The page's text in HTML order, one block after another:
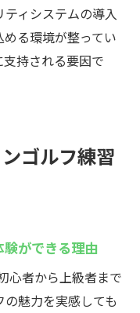
フ練習の提案
間楽しむ方法
24時間活用術
自由な練習を満
インドアゴルフ
環境を紹介
で体験しよう
叶う快適な練習
ィシステムの導入
る環境が整ってい
持される要因で
ゴルフ練習
ができる理由
心者から上級者まで
魅力を実感しても